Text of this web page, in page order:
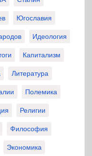
Югославия
Идеология
Капитализм
Литература
Полемика
Религии
Философия
Экономика